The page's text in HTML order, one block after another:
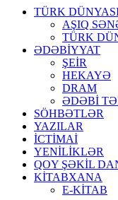
TÜRK
AŞIQ
TÜRK
ƏDƏBİYYAT
ŞEİR
HEKAYƏ
DRAM
ƏDƏBİ
SÖHBƏTLƏR
YAZILAR
İCTİMAİ
YENİLİKLƏR
QOY ŞƏKİL
KİTABXANA
E-KİTAB